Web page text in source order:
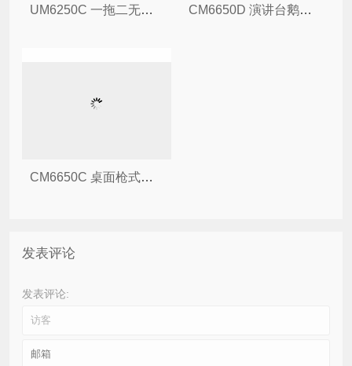
UM6250C 一拖二无线手持话筒 CM6650D 演讲台鹅颈传声器
CM6650C 桌面枪式传声器
发表评论
发表评论: